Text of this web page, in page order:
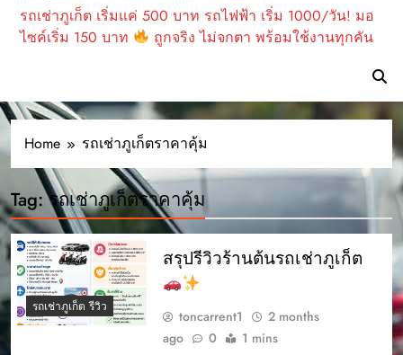
รถเช่าภูเก็ต เริ่มแค่ 500 บาท รถไฟฟ้า เริ่ม 1000/วัน! มอ
ไซค์เริ่ม 150 บาท
ถูกจริง ไม่จกตา พร้อมใช้งานทุกคัน
Home รถเช่าภูเก็ตราคาคุ้ม
Tag:รถเช่าภูเก็ตราคาคุ้ม
รถเช่าภูเก็ต รีวิว
สรุปรีวิวร้านต้นรถเช่าภูเก็ต
toncarrent1
2 months
ago
0 1 mins